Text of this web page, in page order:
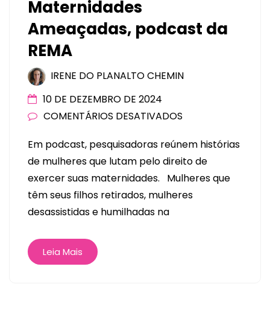
Maternidades
Ameaçadas, podcast da
REMA
IRENE DO PLANALTO CHEMIN
10 DE DEZEMBRO DE 2024
COMENTÁRIOS DESATIVADOS
Em podcast, pesquisadoras reúnem histórias
de mulheres que lutam pelo direito de
exercer suas maternidades. Mulheres que
têm seus filhos retirados, mulheres
desassistidas e humilhadas na
Leia Mais